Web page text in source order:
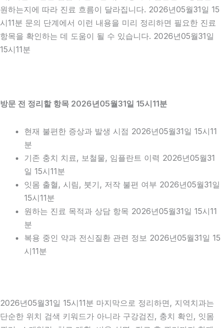
원하는지에 따라 진료 흐름이 달라집니다. 2026년05월31일 15
시11분 문의 단계에서 이런 내용을 미리 정리하면 필요한 진료
항목을 확인하는 데 도움이 될 수 있습니다. 2026년05월31일
15시11분
방문 전 정리할 항목 2026년05월31일 15시11분
현재 불편한 증상과 발생 시점 2026년05월31일 15시11
분
기존 충치 치료, 보철물, 임플란트 이력 2026년05월31
일 15시11분
잇몸 출혈, 시림, 붓기, 저작 불편 여부 2026년05월31일
15시11분
원하는 진료 목적과 상담 항목 2026년05월31일 15시11
분
복용 중인 약과 전신질환 관련 정보 2026년05월31일 15
시11분
2026년05월31일 15시11분 마지막으로 정리하면, 지역치과는
단순한 위치 검색 키워드가 아니라 구강검진, 충치 확인, 잇몸